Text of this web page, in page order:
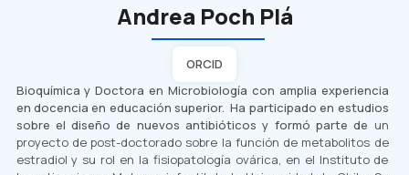
Andrea Poch Plá
ORCID
Bioquímica y Doctora en Microbiología con amplia experiencia
en docencia en educación superior. Ha participado en estudios
sobre el diseño de nuevos antibióticos y formó parte de un
proyecto de post-doctorado sobre la función de metabolitos de
estradiol y su rol en la fisiopatología ovárica, en el Instituto de